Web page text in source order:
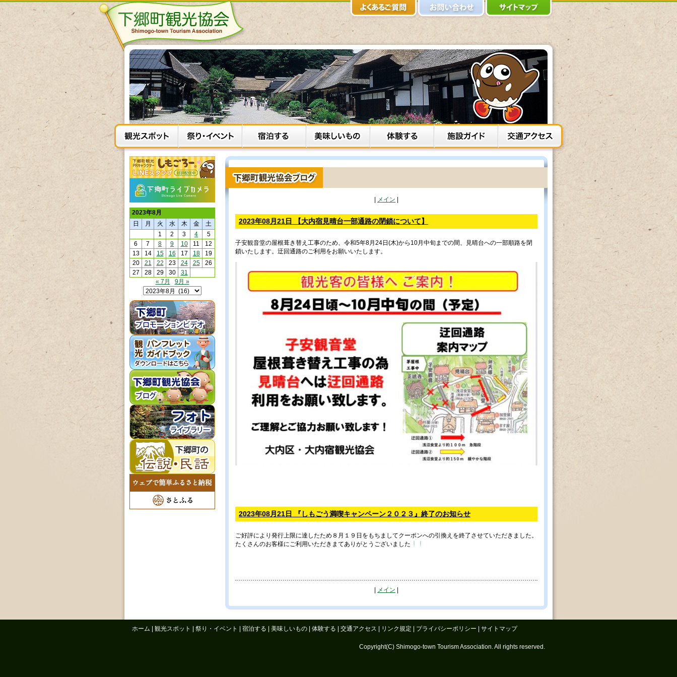
メイン
2023年08月21日 【大内宿見晴台一部通路の閉鎖について】
子安観音堂の屋根葺き替え工事のため、令和5年8月24日(木)から10月中旬までの間、見晴台への一部順路を閉
鎖いたします。迂回通路のご利用をお願いいたします。
2023年08月21日 『しもごう満喫キャンペーン２０２３』終了のお知らせ
ご好評により発行上限に達したため８月１９日をもちましてクーポンへの引換えを終了させていただきました。
たくさんのお客様にご利用いただきまてありがとうございました
メイン
2023年8月
日
月 火 水 木 金
土
1
2 3 4
5
6
7 8 9 10 11
12
13
14 15 16 17 18
19
20
21 22 23 24 25
26
27
28 29 30
31
« 7月
9月 »
ホーム 観光スポット 祭り・イベント 宿泊する 美味しいもの 体験する 交通アクセス リンク規定 プライバシーポリシー サイトマップ
Copyright(C) Shimogo-town Tourism Association. All rights reserved.